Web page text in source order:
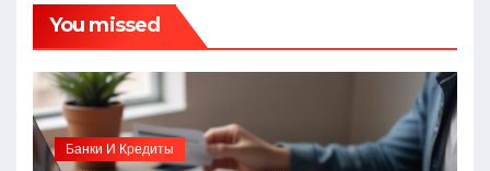
You missed
Банки И Кредиты